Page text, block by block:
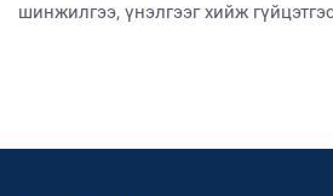
шинжилгээ, үнэлгээг хийж